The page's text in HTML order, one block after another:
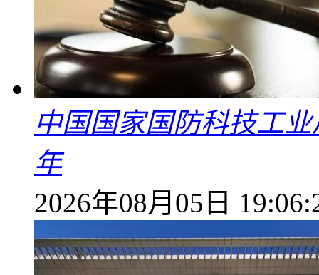
中国国家国防科技工
年
2026年08月05日